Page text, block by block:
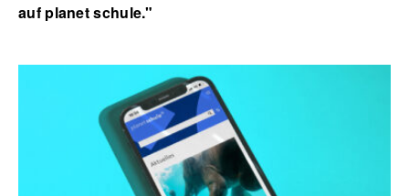
auf planet schule."